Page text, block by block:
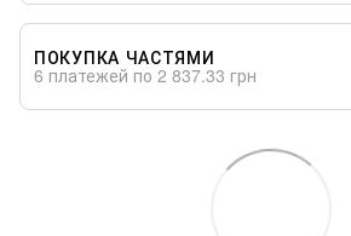
ПОКУПКА ЧАСТЯМИ
6 платежей по 2 837.33 грн